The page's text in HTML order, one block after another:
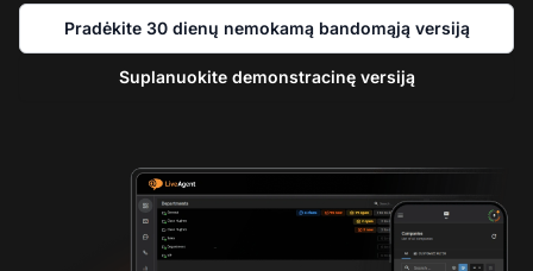
Pradėkite 30 dienų nemokamą bandomąją versiją
Suplanuokite demonstracinę versiją